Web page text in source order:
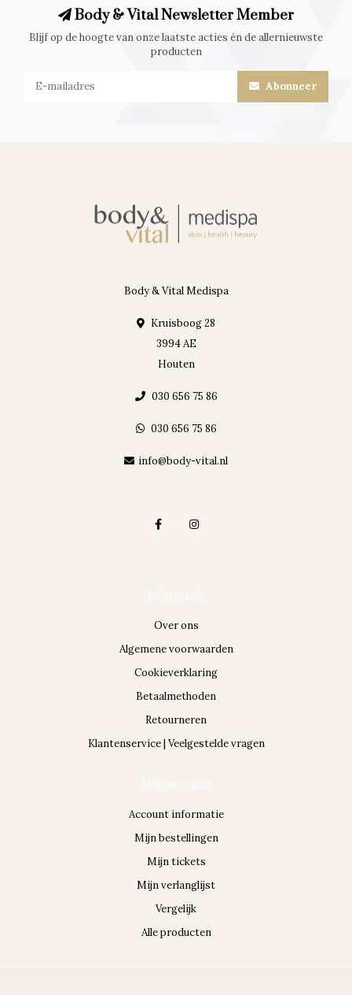
Body & Vital Newsletter Member
Blijf op de hoogte van onze laatste acties én de allernieuwste
producten
Abonneer
Body & Vital Medispa
Kruisboog 28
3994 AE
Houten
030 656 75 86
030 656 75 86
info@body-vital.nl
Over ons
Algemene voorwaarden
Cookieverklaring
Betaalmethoden
Retourneren
Klantenservice | Veelgestelde vragen
Account informatie
Mijn bestellingen
Mijn tickets
Mijn verlanglijst
Vergelijk
Alle producten